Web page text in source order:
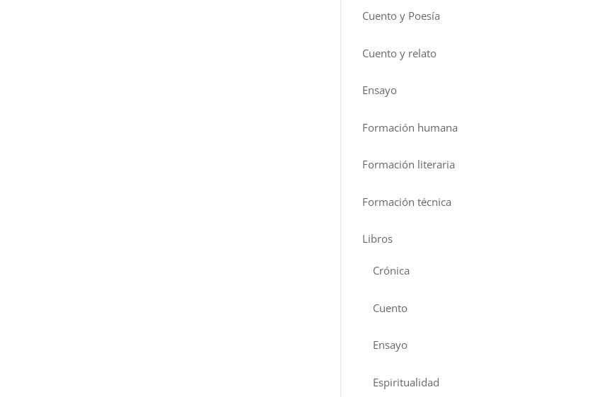
Cuento y Poesía
Cuento y relato
Ensayo
Formación humana
Formación literaria
Formación técnica
Libros
Crónica
Cuento
Ensayo
Espiritualidad